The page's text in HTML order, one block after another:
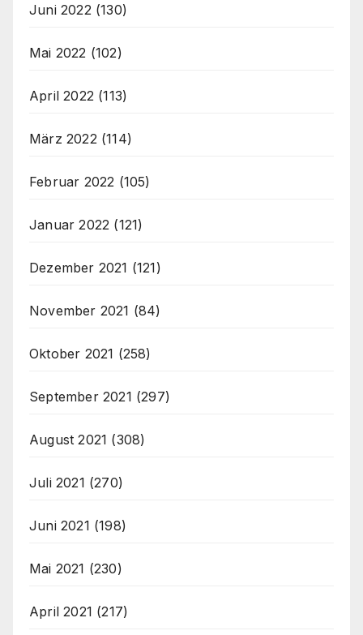
Juni 2022 (130)
Mai 2022 (102)
April 2022 (113)
März 2022 (114)
Februar 2022 (105)
Januar 2022 (121)
Dezember 2021 (121)
November 2021 (84)
Oktober 2021 (258)
September 2021 (297)
August 2021 (308)
Juli 2021 (270)
Juni 2021 (198)
Mai 2021 (230)
April 2021 (217)